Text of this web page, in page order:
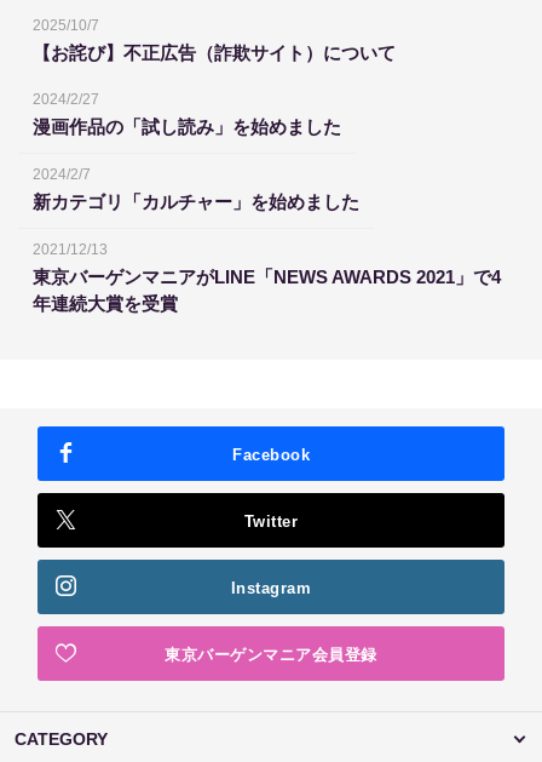
2025/10/7
【お詫び】不正広告（詐欺サイト）について
2024/2/27
漫画作品の「試し読み」を始めました
2024/2/7
新カテゴリ「カルチャー」を始めました
2021/12/13
東京バーゲンマニアがLINE「NEWS AWARDS 2021」で4
年連続大賞を受賞
Facebook
Twitter
Instagram
東京バーゲンマニア会員登録
CATEGORY